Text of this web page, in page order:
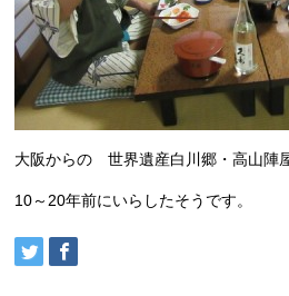
大阪からの 世界遺産白川郷・高山陣
10～20年前にいらしたそうです。